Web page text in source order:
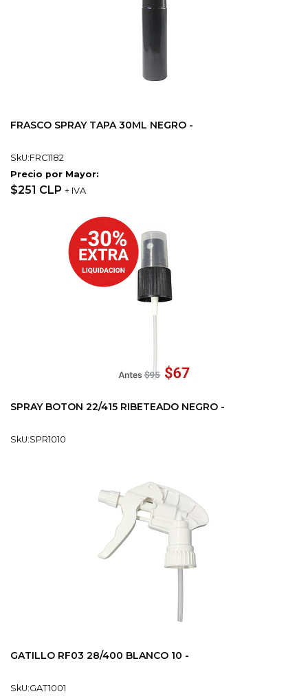
FRASCO SPRAY TAPA 30ML NEGRO -
SkU:FRC1182
Precio por Mayor:
$251 CLP + IVA
SPRAY BOTON 22/415 RIBETEADO NEGRO -
SkU:SPR1010
GATILLO RF03 28/400 BLANCO 10 -
SkU:GAT1001